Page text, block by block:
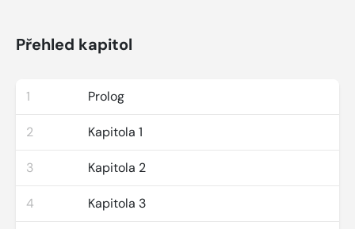
Přehled kapitol
1 Prolog
2 Kapitola 1
3 Kapitola 2
4 Kapitola 3